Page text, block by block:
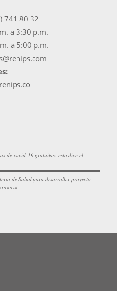
741 80 32
a 3:30 p.m.
a 5:00 p.m.
de covid-19 gratuitas: esto dice el
de Salud para desarrollar proyecto